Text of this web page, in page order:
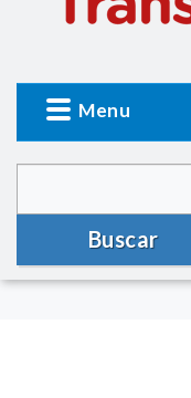
Menu
Buscar